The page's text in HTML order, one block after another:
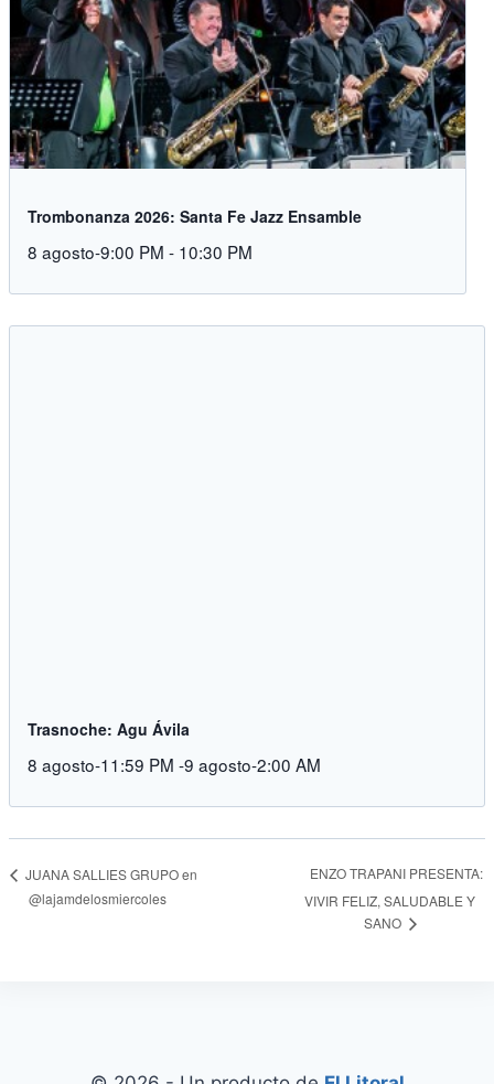
Trombonanza 2026: Santa Fe Jazz Ensamble
8 agosto-9:00 PM - 10:30 PM
Trasnoche: Agu Ávila
8 agosto-11:59 PM -9 agosto-2:00 AM
JUANA SALLIES GRUPO en
@lajamdelosmiercoles
ENZO TRAPANI PRESENTA:
VIVIR FELIZ, SALUDABLE Y
SANO